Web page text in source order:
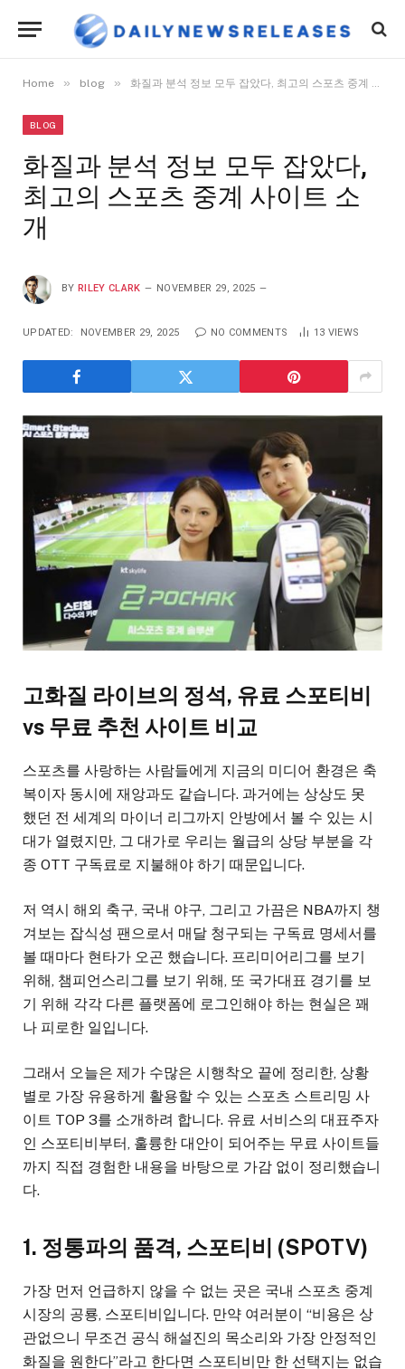
Home » blog » 화질과 분석 정보 모두 잡았다, 최고의 스포츠 중계 사이트 소개
BLOG
화질과 분석 정보 모두 잡았다,
최고의 스포츠 중계 사이트 소
개
BY RILEY CLARK NOVEMBER 29, 2025
UPDATED: NOVEMBER 29, 2025 NO COMMENTS 13 VIEWS
고화질 라이브의 정석, 유료 스포티비
vs 무료 추천 사이트 비교
스포츠를 사랑하는 사람들에게 지금의 미디어 환경은 축
복이자 동시에 재앙과도 같습니다. 과거에는 상상도 못
했던 전 세계의 마이너 리그까지 안방에서 볼 수 있는 시
대가 열렸지만, 그 대가로 우리는 월급의 상당 부분을 각
종 OTT 구독료로 지불해야 하기 때문입니다.
저 역시 해외 축구, 국내 야구, 그리고 가끔은 NBA까지 챙
겨보는 잡식성 팬으로서 매달 청구되는 구독료 명세서를
볼 때마다 현타가 오곤 했습니다. 프리미어리그를 보기
위해, 챔피언스리그를 보기 위해, 또 국가대표 경기를 보
기 위해 각각 다른 플랫폼에 로그인해야 하는 현실은 꽤
나 피로한 일입니다.
그래서 오늘은 제가 수많은 시행착오 끝에 정리한, 상황
별로 가장 유용하게 활용할 수 있는 스포츠 스트리밍 사
이트 TOP 3를 소개하려 합니다. 유료 서비스의 대표주자
인 스포티비부터, 훌륭한 대안이 되어주는 무료 사이트들
까지 직접 경험한 내용을 바탕으로 가감 없이 정리했습니
다.
1. 정통파의 품격, 스포티비 (SPOTV)
가장 먼저 언급하지 않을 수 없는 곳은 국내 스포츠 중계
시장의 공룡, 스포티비입니다. 만약 여러분이 “비용은 상
관없으니 무조건 공식 해설진의 목소리와 가장 안정적인
화질을 원한다”라고 한다면 스포티비만 한 선택지는 없습